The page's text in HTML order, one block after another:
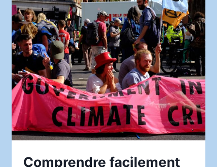
Comprendre facilement